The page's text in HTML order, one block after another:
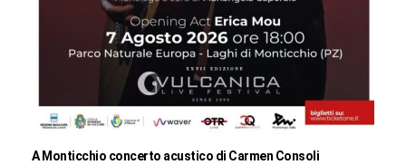
A Monticchio concerto acustico di Carmen Consoli